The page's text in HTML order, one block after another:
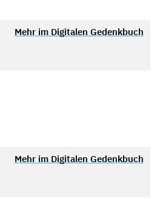
Mehr im Digitalen Gedenkbuch
Mehr im Digitalen Gedenkbuch